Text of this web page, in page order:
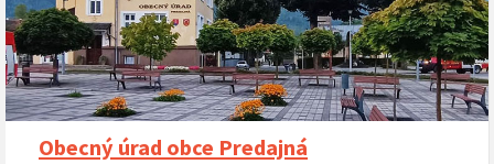
Obecný úrad obce Predajná